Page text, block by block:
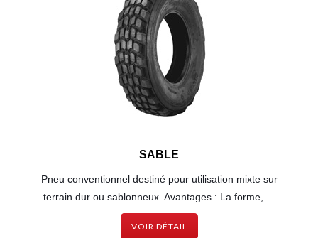
SABLE
Pneu conventionnel destiné pour utilisation mixte sur
terrain dur ou sablonneux. Avantages : La forme, ...
VOIR DÉTAIL